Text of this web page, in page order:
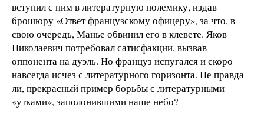
вступил с ним в литературную полемику, издав
брошюру «Ответ французскому офицеру», за что, в
свою очередь, Манье обвинил его в клевете. Яков
Николаевич потребовал сатисфакции, вызвав
оппонента на дуэль. Но француз испугался и скоро
навсегда исчез с литературного горизонта. Не правда
ли, прекрасный пример борьбы с литературными
«утками», заполонившими наше небо?